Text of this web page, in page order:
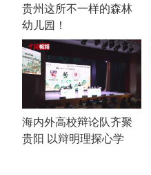
贵州这所不一样的森林
幼儿园！
海内外高校辩论队齐聚
贵阳 以辩明理探心学